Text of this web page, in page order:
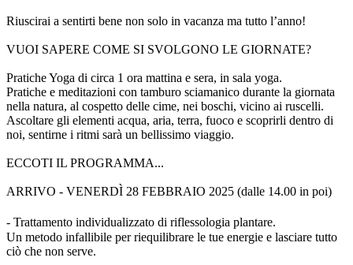
Riuscirai a sentirti bene non solo in vacanza ma tutto l’anno!
VUOI SAPERE COME SI SVOLGONO LE GIORNATE?
Pratiche Yoga di circa 1 ora mattina e sera, in sala yoga.
Pratiche e meditazioni con tamburo sciamanico durante la giornata
nella natura, al cospetto delle cime, nei boschi, vicino ai ruscelli.
Ascoltare gli elementi acqua, aria, terra, fuoco e scoprirli dentro di
noi, sentirne i ritmi sarà un bellissimo viaggio.
ECCOTI IL PROGRAMMA...
ARRIVO - VENERDÌ 28 FEBBRAIO 2025 (dalle 14.00 in poi)
- Trattamento individualizzato di riflessologia plantare.
Un metodo infallibile per riequilibrare le tue energie e lasciare tutto
ciò che non serve.